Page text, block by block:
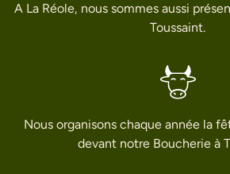
A La Réole, nous sommes aussi
Toussaint.
Nous organisons chaque année la
devant notre Boucherie à